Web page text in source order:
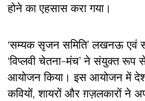
होने का एहसास करा गया।
‘सम्यक सृजन समिति’ लखनऊ एवं
‘विप्लवी चेतना-मंच’ ने संयुक्त रूप
आयोजन किया। इस आयोजन में
कवियों, शायरों और ग़ज़लकारों ने